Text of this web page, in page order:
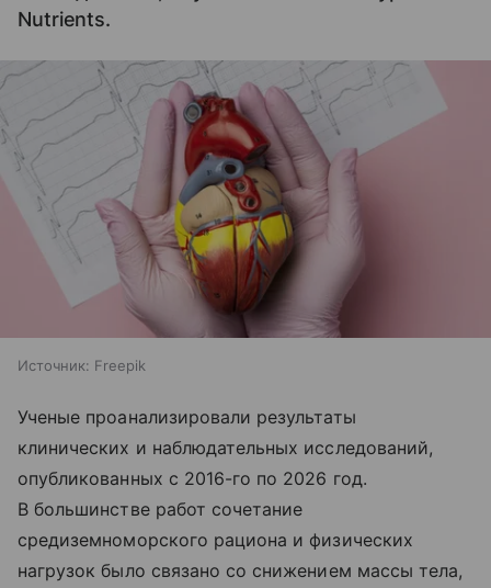
Nutrients.
Источник: Freepik
Ученые проанализировали результаты
клинических и наблюдательных исследований,
опубликованных с 2016-го по 2026 год.
В большинстве работ сочетание
средиземноморского рациона и физических
нагрузок было связано со снижением массы тела,